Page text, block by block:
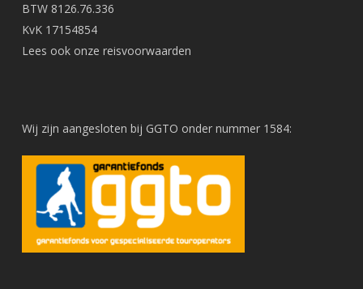
BTW 8126.76.336
KvK 17154854
Lees ook onze reisvoorwaarden
Wij zijn aangesloten bij GGTO onder nummer 1584: